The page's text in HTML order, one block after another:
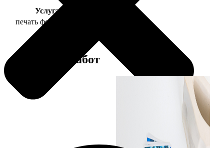
Услуга
печать фото 15х15
Примеры работ